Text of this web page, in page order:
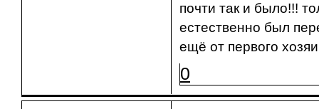
почти так и было!!!
естественно был
ещё от первого
0